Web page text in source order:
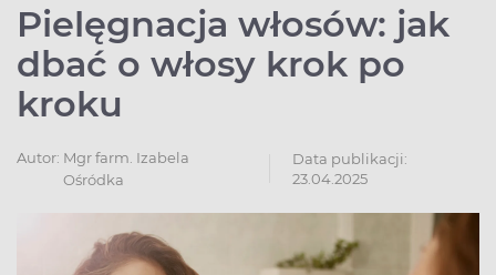
Pielęgnacja włosów: jak
dbać o włosy krok po
kroku
Autor: Mgr farm. Izabela
Ośródka
Data publikacji:
23.04.2025